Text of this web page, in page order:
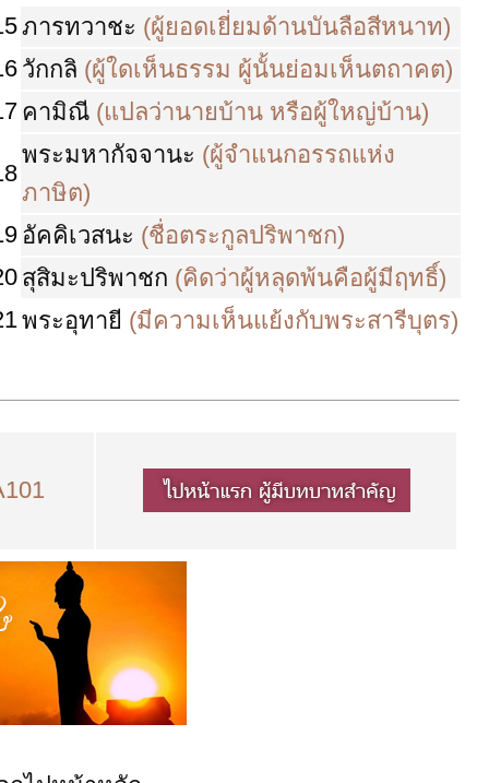
ภารทวาชะ (ผู้ยอดเยี่ยมด้านบันลือสีหนาท)
วักกลิ (ผู้ใดเห็นธรรม ผู้นั้นย่อมเห็นตถาคต)
คามิณี (แปลว่านายบ้าน หรือผู้ใหญ่บ้าน)
พระมหากัจจานะ (ผู้จำแนกอรรถแห่ง
ภาษิต)
อัคคิเวสนะ (ชื่อตระกูลปริพาชก)
สุสิมะปริพาชก (คิดว่าผู้หลุดพ้นคือผู้มีฤทธิ์)
พระอุทายี (มีความเห็นแย้งกับพระสารีบุตร)